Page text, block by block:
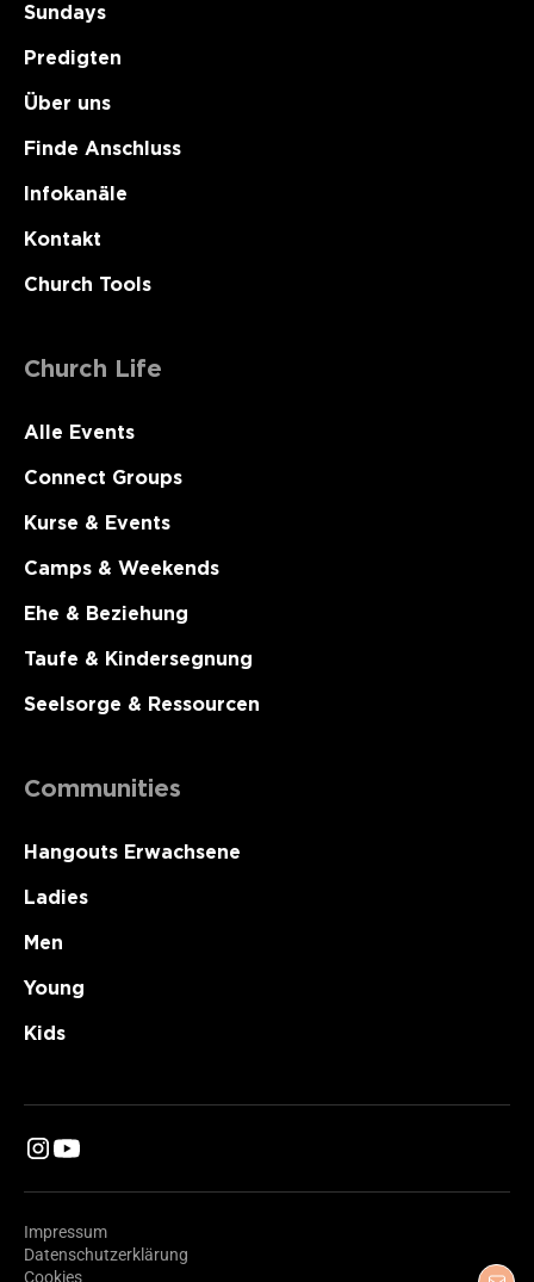
Sundays
Predigten
Über uns
Finde Anschluss
Infokanäle
Kontakt
Church Tools
Church Life
Alle Events
Connect Groups
Kurse & Events
Camps & Weekends
Ehe & Beziehung
Taufe & Kindersegnung
Seelsorge & Ressourcen
Communities
Hangouts Erwachsene
Ladies
Men
Young
Kids
Impressum
Datenschutzerklärung
Cookies